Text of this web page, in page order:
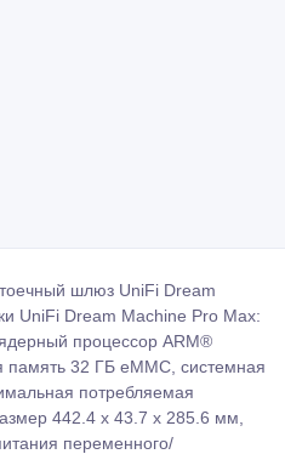
шлюз UniFi Dream
UniFi Dream Machine Pro Max:
процессор ARM®
память 32 ГБ eMMC, системная
потребляемая
442.4 х 43.7 х 285.6 мм,
переменного/